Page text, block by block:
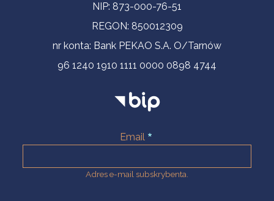
NIP: 873-000-76-51
REGON: 850012309
nr konta: Bank PEKAO S.A. O/Tarnów
96 1240 1910 1111 0000 0898 4744
Email
Adres e-mail subskrybenta.